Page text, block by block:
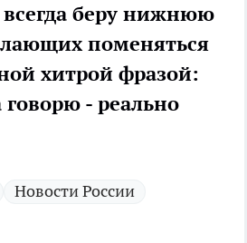
беру нижнюю
поменяться
хитрой фразой:
говорю - реально
Новости России